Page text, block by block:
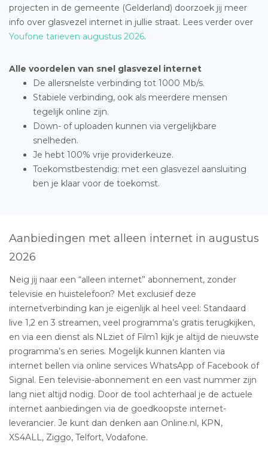
projecten in de gemeente (Gelderland) doorzoek jij meer
info over glasvezel internet in jullie straat. Lees verder over
Youfone tarieven augustus 2026.
Alle voordelen van snel glasvezel internet
De allersnelste verbinding tot 1000 Mb/s.
Stabiele verbinding, ook als meerdere mensen
tegelijk online zijn.
Down- of uploaden kunnen via vergelijkbare
snelheden.
Je hebt 100% vrije providerkeuze.
Toekomstbestendig: met een glasvezel aansluiting
ben je klaar voor de toekomst.
Aanbiedingen met alleen internet in augustus
2026
Neig jij naar een “alleen internet” abonnement, zonder
televisie en huistelefoon? Met exclusief deze
internetverbinding kan je eigenlijk al heel veel: Standaard
live 1,2 en 3 streamen, veel programma’s gratis terugkijken,
en via een dienst als NLziet of Film1 kijk je altijd de nieuwste
programma’s en series. Mogelijk kunnen klanten via
internet bellen via online services WhatsApp of Facebook of
Signal. Een televisie-abonnement en een vast nummer zijn
lang niet altijd nodig. Door de tool achterhaal je de actuele
internet aanbiedingen via de goedkoopste internet-
leverancier. Je kunt dan denken aan Online.nl, KPN,
XS4ALL, Ziggo, Telfort, Vodafone.